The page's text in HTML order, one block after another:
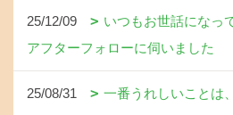
25/12/09
いつもお世話になっ
アフターフォローに伺いました
25/08/31 一番うれしいことは、